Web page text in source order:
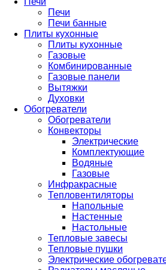
Печи
Печи банные
Плиты кухонные
Плиты кухонные
Газовые
Комбинированные
Газовые панели
Вытяжки
Духовки
Обогреватели
Обогреватели
Конвекторы
Электрические
Комплектующие
Водяные
Газовые
Инфракрасные
Тепловентиляторы
Напольные
Настенные
Настольные
Тепловые завесы
Тепловые пушки
Электрические